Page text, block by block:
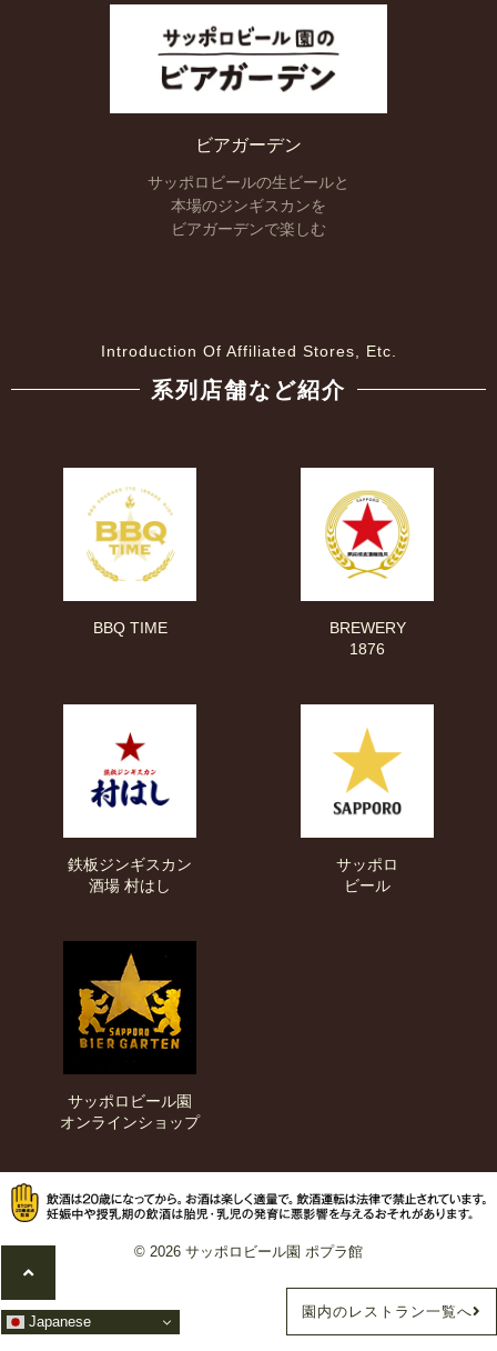
Japanese
園内のレストラン一覧へ
ビアガーデン
サッポロビールの生ビールと
本場のジンギスカンを
ビアガーデンで楽しむ
Introduction Of Affiliated Stores, Etc.
系列店舗など紹介
BBQ TIME
BREWERY
1876
鉄板ジンギスカン
酒場 村はし
サッポロ
ビール
サッポロビール園
オンラインショップ
© 2026 サッポロビール園 ポプラ館